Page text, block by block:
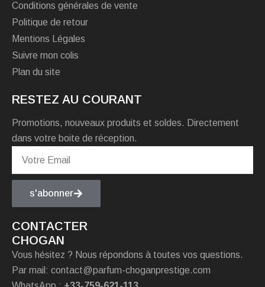
Conditions générales de vente
Politique de retour
Mentions Légales
Suivre mon colis
Plan du site
RESTEZ AU COURANT
Promotions, nouveaux produits et soldes. Directement
dans votre boite de réception.
s'abonner
CONTACTER
CHOGAN
Vous hésitez ? Nous répondons à toutes vos questions.
Par mail: contact@parfum-choganprestige.com